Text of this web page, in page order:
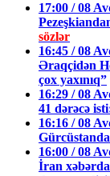
17:00 / 08
sözlər
16:45 / 08
Əraqçidən
çox yaxınıq”
16:29 / 08
41 dərəcə
16:16 / 08
16:00 / 08
İran